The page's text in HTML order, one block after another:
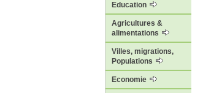
Education
Agricultures &
alimentations
Villes, migrations,
Populations
Economie